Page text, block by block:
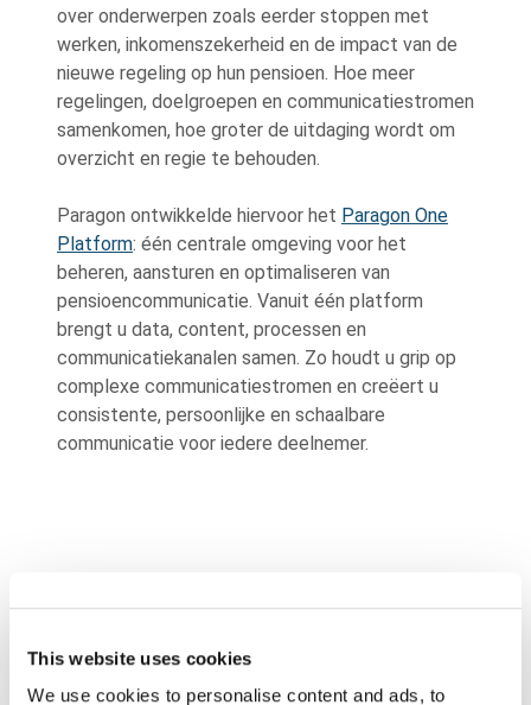
This website uses cookies
We use cookies to personalise content and ads, to
over onderwerpen zoals eerder stoppen met
werken, inkomenszekerheid en de impact van de
nieuwe regeling op hun pensioen. Hoe meer
regelingen, doelgroepen en communicatiestromen
samenkomen, hoe groter de uitdaging wordt om
overzicht en regie te behouden.
Paragon ontwikkelde hiervoor het Paragon One
Platform: één centrale omgeving voor het
beheren, aansturen en optimaliseren van
pensioencommunicatie. Vanuit één platform
brengt u data, content, processen en
communicatiekanalen samen. Zo houdt u grip op
complexe communicatiestromen en creëert u
consistente, persoonlijke en schaalbare
communicatie voor iedere deelnemer.
Background